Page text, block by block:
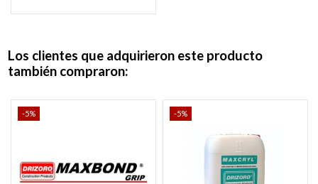
Los clientes que adquirieron este producto
también compraron:
-5% -5%